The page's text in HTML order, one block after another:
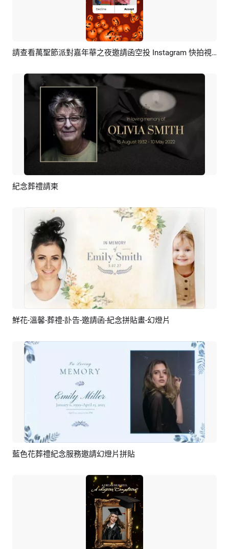
預覽 AI剪同款 請查看萬聖節派對嘉年華之夜邀請函空投 Instagram 快拍視頻
紀念葬禮請柬
預覽 AI剪同款
鮮花-溫馨-葬禮-訃告-邀請函-紀念拼貼畫-幻燈片
預覽 AI剪同款
藍色花葬禮紀念服務邀請幻燈片拼貼